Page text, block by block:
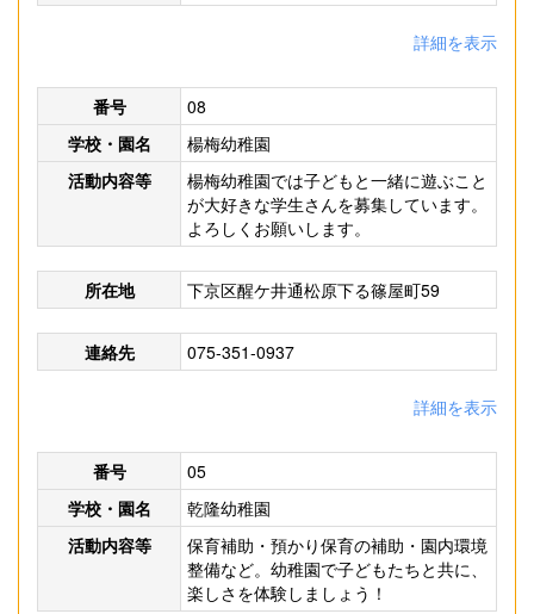
詳細を表示
番号
08
学校・園名
楊梅幼稚園
活動内容等
楊梅幼稚園では子どもと一緒に遊ぶこと
が大好きな学生さんを募集しています。
よろしくお願いします。
所在地 下京区醒ケ井通松原下る篠屋町59
連絡先 075-351-0937
詳細を表示
番号
05
学校・園名
乾隆幼稚園
活動内容等
保育補助・預かり保育の補助・園内環境
整備など。幼稚園で子どもたちと共に、
楽しさを体験しましょう！